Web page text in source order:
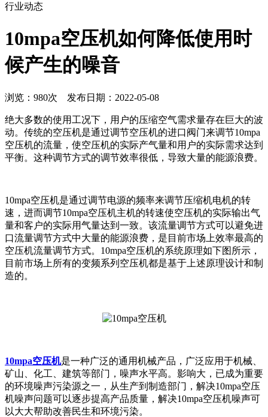
行业动态
10mpa空压机如何降低使用时
候产生的噪音
浏览：980次 发布日期：2022-05-08
绝大多数的使用工况下，用户的压缩空气需求量存在巨大的波
动。传统的空压机是通过调节空压机的进口阀门来调节10mpa
空压机的流量，使空压机的实际产气量和用户的实际需求达到
平衡。这种调节方式的调节效率很低，导致大量的能源浪费。
10mpa空压机是通过调节电源的频率来调节压缩机电机的转
速，进而调节10mpa空压机主机的转速使空压机的实际输出气
量和客户的实际用气量达到一致。该流量调节方式可以避免进
口流量调节方式中大量的能源浪费，是目前市场上效率最高的
空压机流量调节方式。10mpa空压机的系统原理如下图所示，
目前市场上所有的变频系列空压机都是基于上述原理设计和制
造的。
10mpa空压机是一种广泛的通用机械产品，广泛应用于机械、
矿山、化工、建筑等部门，噪声水平高。影响大，已成为重要
的环境噪声污染源之一，从生产到制造部门，解决10mpa空压
机噪声问题可以逐步提高产品质量，解决10mpa空压机噪声可
以大大帮助改善民生和环境污染。